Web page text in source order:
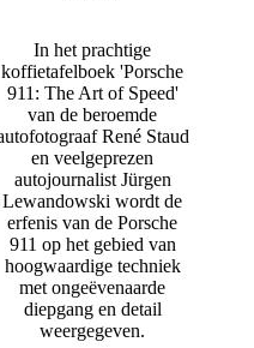
In het prachtige
koffietafelboek 'Porsche
911: The Art of Speed'
van de beroemde
René Staud
en veelgeprezen
autojournalist Jürgen
Lewandowski wordt de
erfenis van de Porsche
911 op het gebied van
hoogwaardige techniek
met ongeëvenaarde
diepgang en detail
weergegeven.